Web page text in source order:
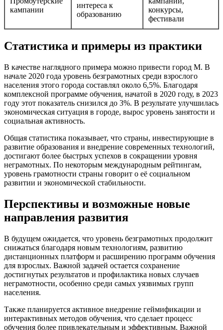
кампании
интереса к
образованию
конкурсы,
фестивали
Статистика и примеры из практики
В качестве наглядного примера можно привести город М. В
начале 2020 года уровень безграмотных среди взрослого
населения этого города составлял около 6,5%. Благодаря
комплексной программе обучения, начатой в 2020 году, в 2023
году этот показатель снизился до 3%. В результате улучшилась
экономическая ситуация в городе, вырос уровень занятости и
социальная активность.
Общая статистика показывает, что страны, инвестирующие в
развитие образования и внедрение современных технологий,
достигают более быстрых успехов в сокращении уровня
неграмотных. По некоторым международным рейтингам,
уровень грамотности страны говорит о её социальном
развитии и экономической стабильности.
Перспективы и возможные новые
направления развития
В будущем ожидается, что уровень безграмотных продолжит
снижаться благодаря новым технологиям, развитию
дистанционных платформ и расширению программ обучения
для взрослых. Важной задачей остается сохранение
достигнутых результатов и профилактика новых случаев
неграмотности, особенно среди самых уязвимых групп
населения.
Также планируется активное внедрение геймификации и
интерактивных методов обучения, что сделает процесс
обучения более привлекательным и эффективным. Важной